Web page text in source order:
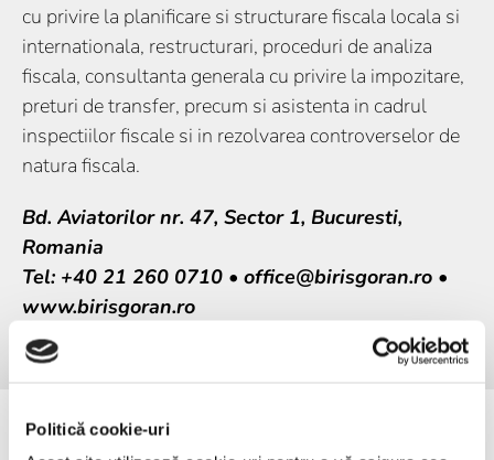
Politică cookie-uri
cu privire la planificare si structurare fiscala locala si
internationala, restructurari, proceduri de analiza
fiscala, consultanta generala cu privire la impozitare,
preturi de transfer, precum si asistenta in cadrul
inspectiilor fiscale si in rezolvarea controverselor de
natura fiscala.
Bd. Aviatorilor nr. 47, Sector 1, Bucuresti,
Romania
Tel: +40 21 260 0710 • office@birisgoran.ro •
www.birisgoran.ro